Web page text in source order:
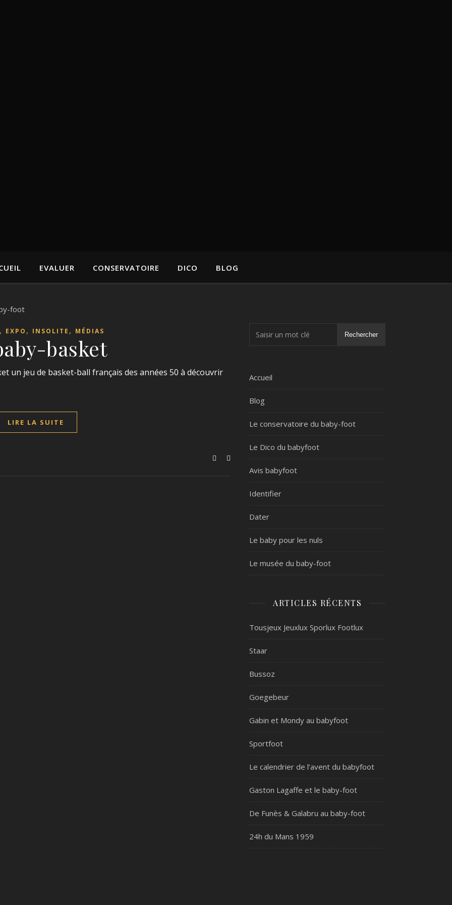
EVALUER CONSERVATOIRE DICO BLOG
, EXPO , INSOLITE , MÉDIAS
basket
un jeu de basket-ball français des années 50 à découvrir
LIRE LA SUITE
Rechercher
Accueil
Blog
Le conservatoire du baby-foot
Le Dico du babyfoot
Avis babyfoot
Identifier
Dater
Le baby pour les nuls
Le musée du baby-foot
ARTICLES RÉCENTS
Tousjeux Jeuxlux Sporlux Footlux
Staar
Bussoz
Goegebeur
Gabin et Mondy au babyfoot
Sportfoot
Le calendrier de l’avent du babyfoot
Gaston Lagaffe et le baby-foot
De Funès & Galabru au baby-foot
24h du Mans 1959